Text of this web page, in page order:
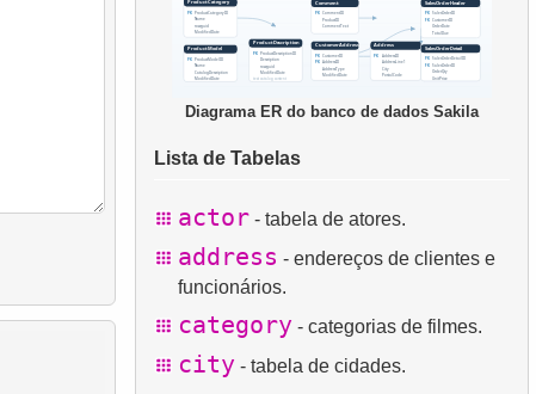
Diagrama ER do banco de dados Sakila
Lista de Tabelas
actor - tabela de atores.
address - endereços de clientes e
funcionários.
category - categorias de filmes.
city - tabela de cidades.